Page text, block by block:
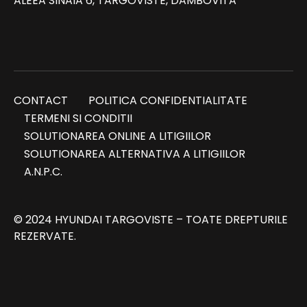
CONTACT
POLITICA CONFIDENTIALITATE
TERMENI SI CONDITII
SOLUTIONAREA ONLINE A LITIGIILOR
SOLUTIONAREA ALTERNATIVA A LITIGIILOR
A.N.P.C.
© 2024 HYUNDAI TARGOVISTE – TOATE DREPTURILE
REZERVATE.